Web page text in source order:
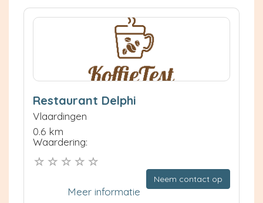
Restaurant Delphi
Vlaardingen
0.6 km
Waardering:
Neem contact op
Meer informatie